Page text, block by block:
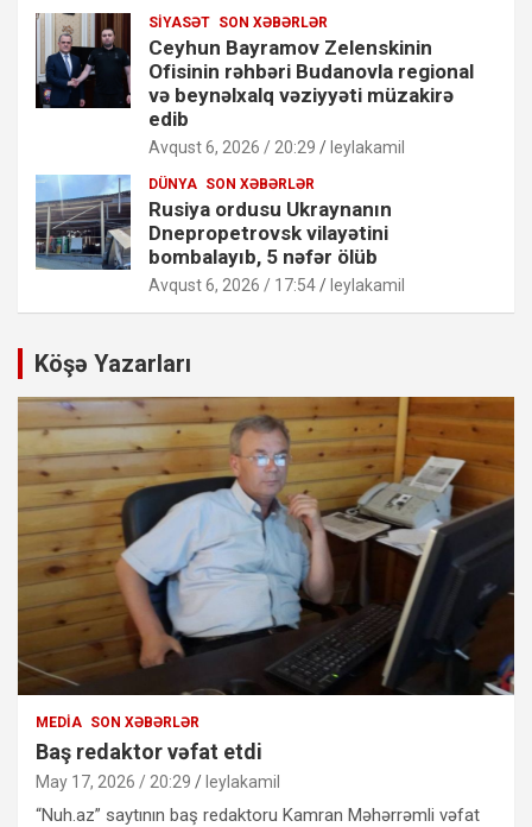
SIYASƏT SON XƏBƏRLƏR
Ceyhun Bayramov Zelenskinin
Ofisinin rəhbəri Budanovla regional
və beynəlxalq vəziyyəti müzakirə
edib
Avqust 6, 2026 / 20:29 leylakamil
DÜNYA SON XƏBƏRLƏR
Rusiya ordusu Ukraynanın
Dnepropetrovsk vilayətini
bombalayıb, 5 nəfər ölüb
Avqust 6, 2026 / 17:54 leylakamil
Köşə Yazarları
MEDIA SON XƏBƏRLƏR
Baş redaktor vəfat etdi
May 17, 2026 / 20:29 leylakamil
“Nuh.az” saytının baş redaktoru Kamran Məhərrəmli vəfat